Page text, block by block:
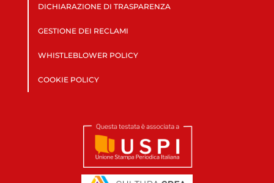
DICHIARAZIONE DI TRASPARENZA
GESTIONE DEI RECLAMI
WHISTLEBLOWER POLICY
COOKIE POLICY